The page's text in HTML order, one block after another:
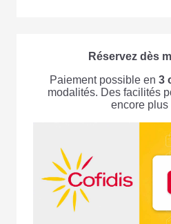
Réservez dès
Paiement possible en 3
modalités. Des facilités
encore plus